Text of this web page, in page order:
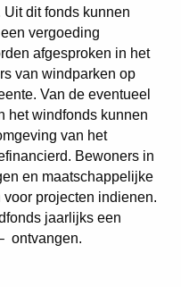
Uit dit fonds kunnen
vergoeding
afgesproken in het
van windparken op
Van de eventueel
het windfonds kunnen
van het
Bewoners in
en maatschappelijke
projecten indienen.
jaarlijks een
ontvangen.